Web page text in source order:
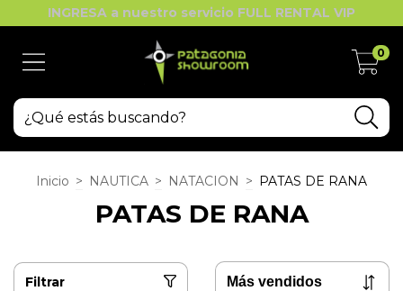
INGRESA a nuestro servicio FULL RENTAL VIP
0
Inicio > NAUTICA > NATACION > PATAS DE RANA
PATAS DE RANA
Filtrar